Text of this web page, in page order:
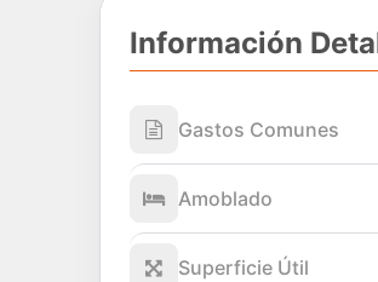
Información
Gastos Comunes
Amoblado
Superficie Útil